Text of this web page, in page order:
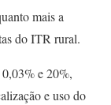
mais a
do ITR rural.
e 20%,
e uso do